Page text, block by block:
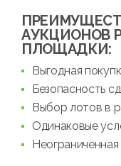
АУКЦИОНОВ
ПЛОЩАДКИ:
Выгодная
Безопасность
Выбор лотов в
Одинаковые